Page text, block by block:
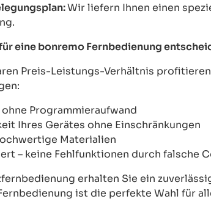
Wir liefern Ihnen einen
eine bonremo Fernbedienung
Preis-Leistungs-Verhältnis
Programmieraufwand
Ihres Gerätes ohne Einschränkungen
Materialien
– keine Fehlfunktionen durch falsche
erhalten Sie ein
ist die perfekte Wahl für